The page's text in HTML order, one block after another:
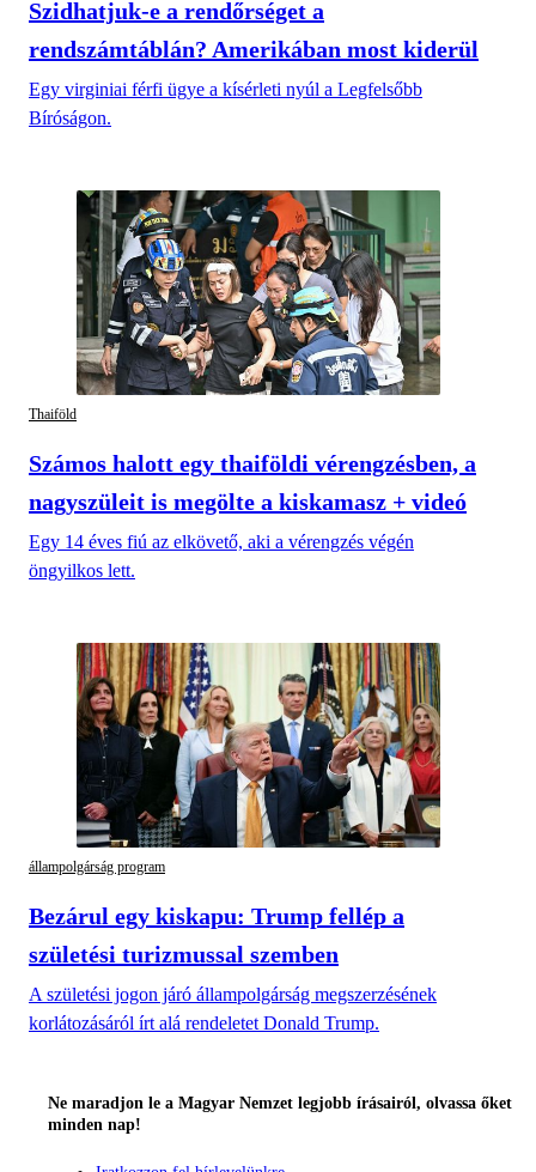
Szidhatjuk-e a rendőrséget a
rendszámtáblán? Amerikában most kiderül
Egy virginiai férfi ügye a kísérleti nyúl a Legfelsőbb
Bíróságon.
Thaiföld
Számos halott egy thaiföldi vérengzésben, a
nagyszüleit is megölte a kiskamasz + videó
Egy 14 éves fiú az elkövető, aki a vérengzés végén
öngyilkos lett.
állampolgárság program
Bezárul egy kiskapu: Trump fellép a
születési turizmussal szemben
A születési jogon járó állampolgárság megszerzésének
korlátozásáról írt alá rendeletet Donald Trump.
Ne maradjon le a Magyar Nemzet legjobb írásairól, olvassa őket
minden nap!